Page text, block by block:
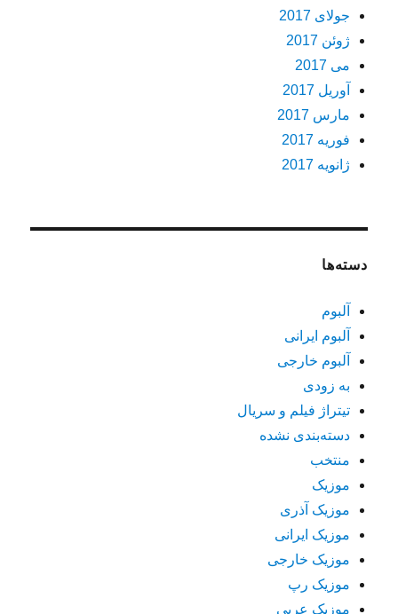
جولای 2017
ژوئن 2017
می 2017
آوریل 2017
مارس 2017
فوریه 2017
ژانویه 2017
دسته‌ها
آلبوم
آلبوم ایرانی
آلبوم خارجی
به زودی
تیتراژ فیلم و سریال
دسته‌بندی نشده
منتخب
موزیک
موزیک آذری
موزیک ایرانی
موزیک خارجی
موزیک رپ
موزیک عربی